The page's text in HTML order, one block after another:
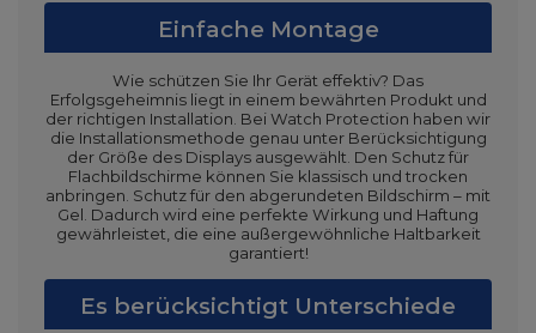
Einfache Montage
Wie schützen Sie Ihr Gerät effektiv? Das
Erfolgsgeheimnis liegt in einem bewährten Produkt und
der richtigen Installation. Bei Watch Protection haben wir
die Installationsmethode genau unter Berücksichtigung
der Größe des Displays ausgewählt. Den Schutz für
Flachbildschirme können Sie klassisch und trocken
anbringen. Schutz für den abgerundeten Bildschirm – mit
Gel. Dadurch wird eine perfekte Wirkung und Haftung
gewährleistet, die eine außergewöhnliche Haltbarkeit
garantiert!
Es berücksichtigt Unterschiede